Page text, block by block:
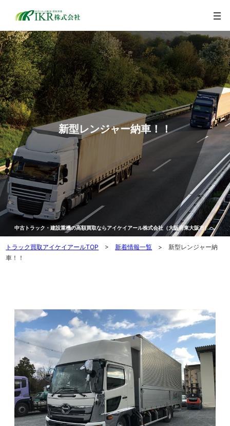
新型レンジャー納車！！
中古トラック・建設重機の高額買取ならアイケイアール株式会社（大阪府東大阪市）へ
トラック買取アイケイアールTOP >新着情報一覧 > 新型レンジャー納
車！！